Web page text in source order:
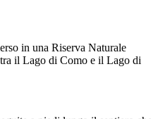
in una Riserva Naturale
il Lago di Como e il Lago di